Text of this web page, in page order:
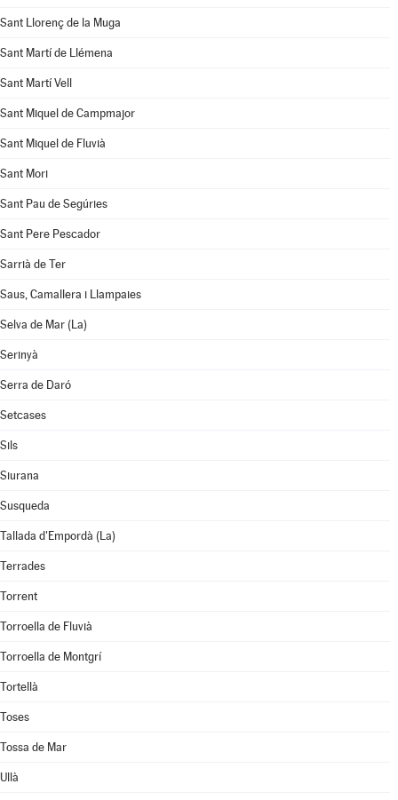
Sant Llorenç de la Muga
Sant Martí de Llémena
Sant Martí Vell
Sant Miquel de Campmajor
Sant Miquel de Fluvià
Sant Mori
Sant Pau de Segúries
Sant Pere Pescador
Sarrià de Ter
Saus, Camallera i Llampaies
Selva de Mar (La)
Serinyà
Serra de Daró
Setcases
Sils
Siurana
Susqueda
Tallada d'Empordà (La)
Terrades
Torrent
Torroella de Fluvià
Torroella de Montgrí
Tortellà
Toses
Tossa de Mar
Ullà